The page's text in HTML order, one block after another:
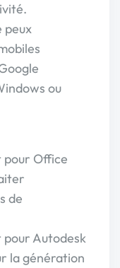
peux
ou
pour Office
de
Autodesk
la génération